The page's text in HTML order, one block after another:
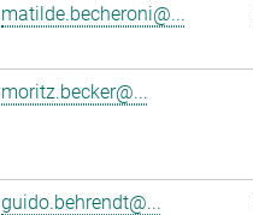
matilde.becheroni@...
moritz.becker@...
guido.behrendt@...